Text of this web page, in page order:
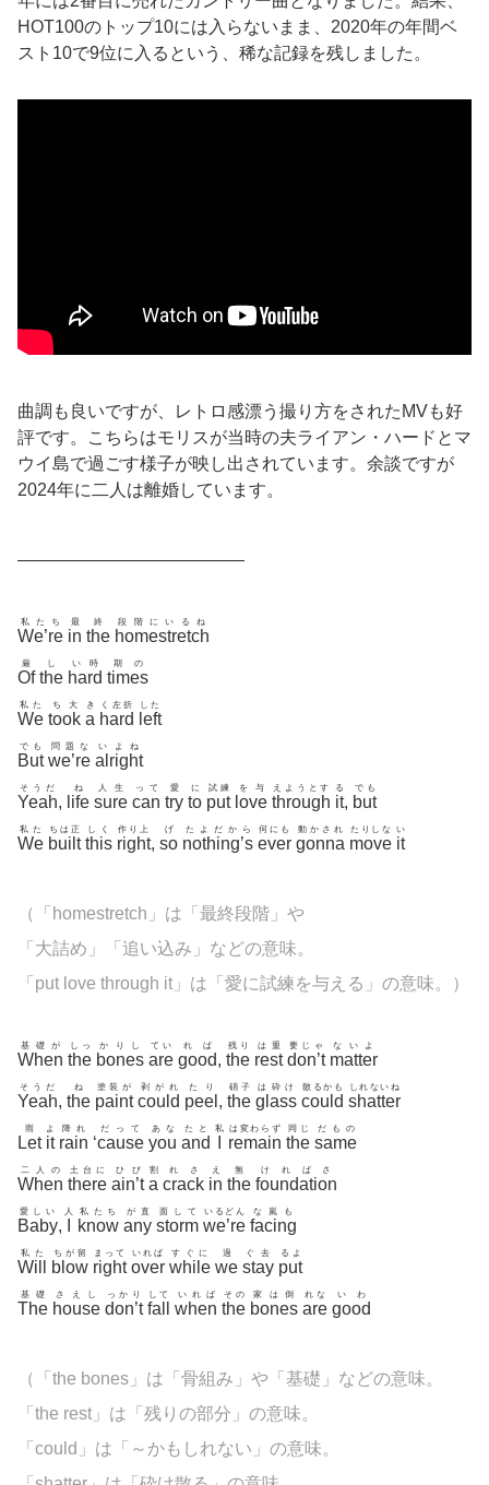
HOT100のトップ10には入らないまま、2020年の年間ベ
スト10で9位に入るという、稀な記録を残しました。
曲調も良いですが、レトロ感漂う撮り方をされたMVも好
評です。こちらはモリスが当時の夫ライアン・ハードとマ
ウイ島で過ごす様子が映し出されています。余談ですが
2024年に二人は離婚しています。
—————————————
We’re
私たち
in
最
the
終
homestretch
段階にいるね
Of
厳
the
し
hard
い時
times
期の
We
私た
took
ち大
a
き
hard
く左折
left
した
But
でも
we’re
問題な
alright
いよね
Yeah
そうだ
, life
ね
sure
人生
can
って
try
愛
to
に
put
試練
love
を与
through
えようとす
it
る
, but
でも
We
私た
built
ちは正
this
しく
right
作り上
, so
げ
nothing’s
たよだから
ever
何にも
gonna
動かされ
move
たりしな
it
い
（「 homestretch」は「最終段階」や
「大詰め」「追い込み」などの意味。
「put love through it」は「愛に試練を与える」の意味。）
When
基礎が
the
しっ
bones
かりし
are
てい
good
れば
, the
残り
rest
は重
don’t
要じゃ
matter
ないよ
Yeah
そうだ
, the
ね
paint
塗装が
could
剥がれ
peel
たり
, the
硝子
glass
は砕け
could
散るかも
shatter
しれないね
Let
雨
it
よ
rain
降れ
‘cause
だって
you
あな
and
たと 私
remain
は変わらず
the
同じ
same
だもの
When
二人の
there
土台に
ain’t
ひび
a
割
crack
れさ
in
え
the
無
foundation
ければさ
Baby
愛しい
,
人
know
私たち
any
が直
storm
面して
we’re
いるどん
facing
な嵐も
Will
私た
blow
ちが留
right
まって
over
いれば
while
すぐに
we
過
stay
ぐ去
put
るよ
The
基礎
house
さえし
don’t
っかり
fall
して
when
いれば
the
その
bones
家は倒
are
れな
good
いわ
（「the bones」は「骨組み」や「基礎」などの意味。
「the rest」は「残りの部分」の意味。
「 could」は「～かもしれない」の意味。